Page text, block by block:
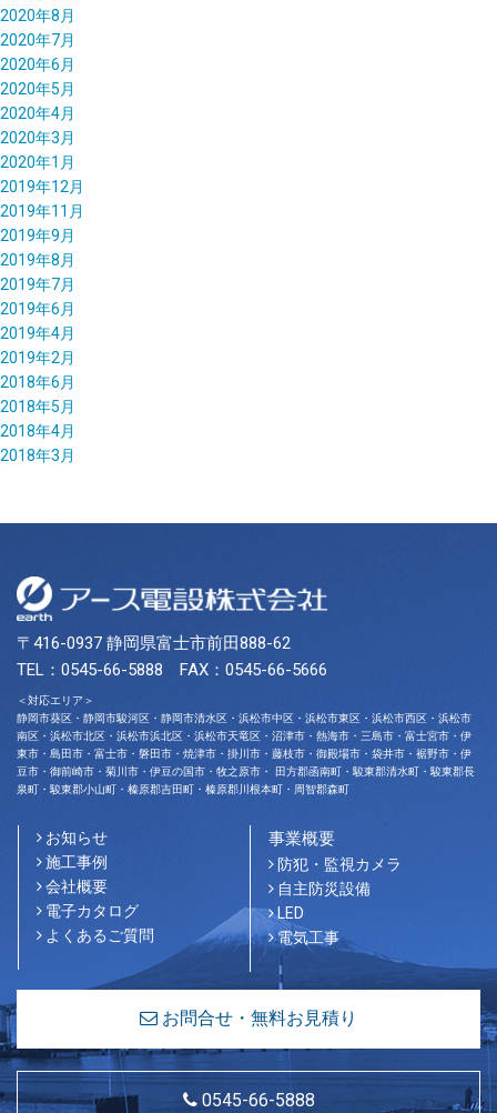
2020年8月
2020年7月
2020年6月
2020年5月
2020年4月
2020年3月
2020年1月
2019年12月
2019年11月
2019年9月
2019年8月
2019年7月
2019年6月
2019年4月
2019年2月
2018年6月
2018年5月
2018年4月
2018年3月
〒416-0937 静岡県富士市前田888-62
TEL：0545-66-5888 FAX：0545-66-5666
＜対応エリア＞
静岡市葵区・静岡市駿河区・静岡市清水区・浜松市中区・浜松市東区・浜松市西区・浜松市
南区・浜松市北区・浜松市浜北区・浜松市天竜区・沼津市・熱海市・三島市・富士宮市・伊
東市・島田市・富士市・磐田市・焼津市・掛川市・藤枝市・御殿場市・袋井市・裾野市・伊
豆市・御前崎市・菊川市・伊豆の国市・牧之原市・ 田方郡函南町・駿東郡清水町・駿東郡長
泉町・駿東郡小山町・榛原郡吉田町・榛原郡川根本町・周智郡森町
お知らせ
施工事例
会社概要
電子カタログ
よくあるご質問
事業概要
防犯・監視カメラ
自主防災設備
LED
電気工事
お問合せ・無料お見積り
0545-66-5888